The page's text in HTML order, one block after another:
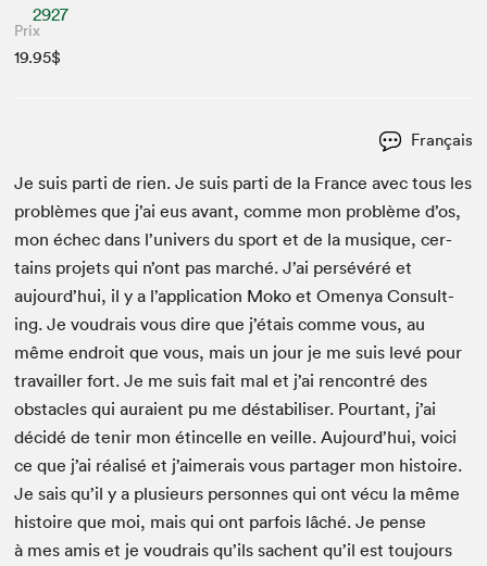
2927
Prix
19.95$
Français
Je suis par­ti de rien. Je suis par­ti de la France avec tous les
prob­lèmes que j’ai eus avant, comme mon prob­lème d’os,
mon échec dans l’univers du sport et de la musique, cer­
tains pro­jets qui n’ont pas marché. J’ai per­sévéré et
aujourd’hui, il y a l’application Moko et Omenya Con­sult­
ing. Je voudrais vous dire que j’étais comme vous, au
même endroit que vous, mais un jour je me suis levé pour
tra­vailler fort. Je me suis fait mal et j’ai ren­con­tré des
obsta­cles qui auraient pu me désta­bilis­er. Pour­tant, j’ai
décidé de tenir mon étin­celle en veille. Aujourd’hui, voici
ce que j’ai réal­isé et j’aimerais vous partager mon his­toire.
Je sais qu’il y a plusieurs per­son­nes qui ont vécu la même
his­toire que moi, mais qui ont par­fois lâché. Je pense
à mes amis et je voudrais qu’ils sachent qu’il est tou­jours